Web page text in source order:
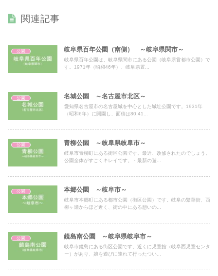
関連記事
公園 岐阜県百年公園（南側） ～岐阜県関市～
岐阜県百年公園は、岐阜県関市にある公園（岐阜県営都市公園）で
す。1971年（昭和46年）、岐阜県置...
公園 名城公園 ～名古屋市北区～
愛知県名古屋市の名古屋城を中心とした城址公園です。1931年
（昭和6年）に開園し、面積は80.41...
公園 青柳公園 ～岐阜県岐阜市～
岐阜市青柳町にある街区公園です。最近、改修されたのでしょう。
公園全体がすごくキレイです。・最新の遊...
公園 本郷公園 ～岐阜市～
岐阜市本郷町にある都市公園（街区公園）です。岐阜の繁華街、西
柳ヶ瀬からほど近く、街の中にある憩いの...
公園 鏡島南公園 ～岐阜県岐阜市～
岐阜市鏡島にある街区公園です。近くに児童館（岐阜西児童センタ
ー）があり、娘を遊びに連れて行ったつい...